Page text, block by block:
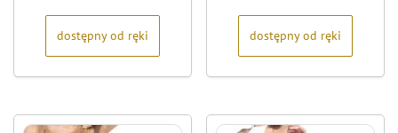
dostępny od ręki dostępny od ręki